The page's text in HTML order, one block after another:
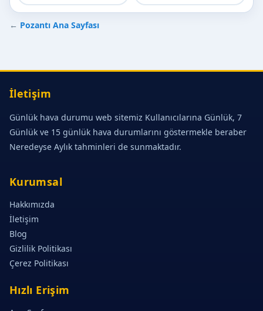
← Pozantı Ana Sayfası
İletişim
Günlük hava durumu web sitemiz Kullanıcılarına Günlük, 7
Günlük ve 15 günlük hava durumlarını göstermekle beraber
Neredeyse Aylık tahminleri de sunmaktadır.
Kurumsal
Hakkımızda
İletişim
Blog
Gizlilik Politikası
Çerez Politikası
Hızlı Erişim